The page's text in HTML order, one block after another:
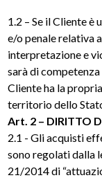
1.2 – Se il Cliente
e/o penale relativa
interpretazione e
sarà di
Cliente ha la
territorio dello
Art. 2 – DIRITTO
2.1 - Gli acquisti
sono regolati dalla
21/2014 di